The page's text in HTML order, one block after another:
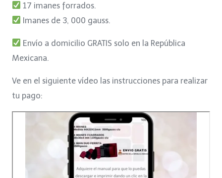
was:
is:
17 imanes forrados.
Imanes de 3, 000 gauss.
Envío a domicilio GRATIS solo en la República
Mexicana.
Ve en el siguiente vídeo las instrucciones para realizar
tu pago: